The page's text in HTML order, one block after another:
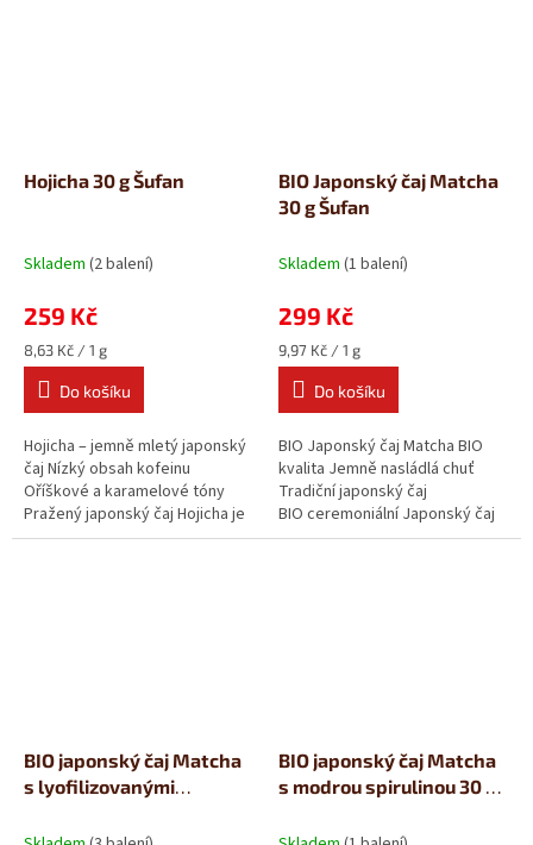
Hojicha 30 g Šufan
Skladem (2 balení)
259 Kč
Měrná
cena:
8,63 Kč / 1 g
Do košíku
Hojicha – jemně mletý japonský
čaj Nízký obsah kofeinu
Oříškové a karamelové tóny
Pražený japonský čaj Hojicha je
skvělou volbou pro ty, kdo...
BIO Japonský čaj Matcha
30 g Šufan
Skladem (1 balení)
299 Kč
Měrná
cena:
9,97 Kč / 1 g
Do košíku
BIO Japonský čaj Matcha BIO
kvalita Jemně nasládlá chuť
Tradiční japonský čaj
BIO ceremoniální Japonský čaj
Matcha je zářivě zelený prášek...
BIO japonský čaj Matcha
s lyofilizovanými
BIO japonský čaj Matcha
s modrou spirulinou 30 g